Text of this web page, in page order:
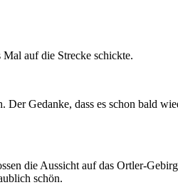
auf die Strecke schickte.
Gedanke, dass es schon bald
die Aussicht auf das Ortler-
schön.